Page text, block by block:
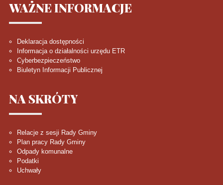
WAŻNEINFORMACJE
Deklaracja dostępności
Informacja o działalności urzędu ETR
Cyberbezpieczeństwo
Biuletyn Informacji Publicznej
NA SKRÓTY
Relacje z sesji Rady Gminy
Plan pracy Rady Gminy
Odpady komunalne
Podatki
Uchwały